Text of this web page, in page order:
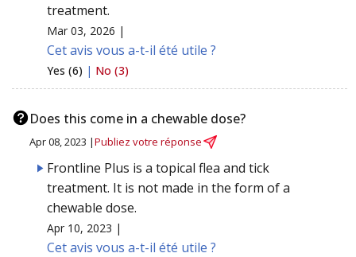
treatment.
Mar 03, 2026 |
Cet avis vous a-t-il été utile ?
Yes (6) | No (3)
Does this come in a chewable dose?
Apr 08, 2023 |Publiez votre réponse
Frontline Plus is a topical flea and tick
treatment. It is not made in the form of a
chewable dose.
Apr 10, 2023 |
Cet avis vous a-t-il été utile ?